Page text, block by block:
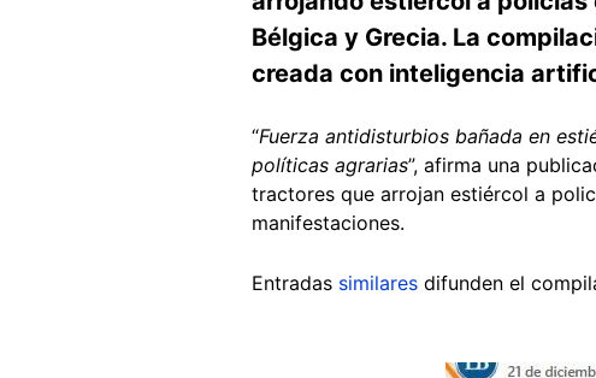
Bélgica y Grecia. La
creada con inteligencia
“Fuerza antidisturbios bañada en
políticas agrarias”, afirma una
tractores que arrojan estiércol a
manifestaciones.
Entradas similares difunden el